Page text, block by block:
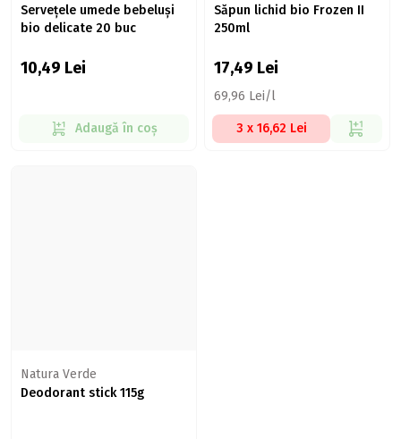
Servețele umede bebeluși
bio delicate 20 buc
10,49 Lei
Adaugă în coș
Săpun lichid bio Frozen II
250ml
17,49 Lei
69,96 Lei/l
3 x 16,62 Lei
Natura Verde
Deodorant stick 115g